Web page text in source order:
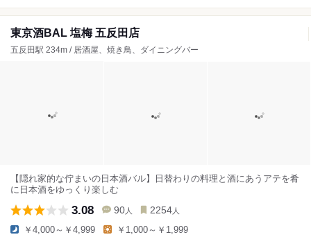
東京酒BAL 塩梅 五反田店
五反田駅 234m / 居酒屋、焼き鳥、ダイニングバー
【隠れ家的な佇まいの日本酒バル】日替わりの料理と酒にあうアテを肴
に日本酒をゆっくり楽しむ
3.08 90 人 2254 人
￥4,000～￥4,999 ￥1,000～￥1,999